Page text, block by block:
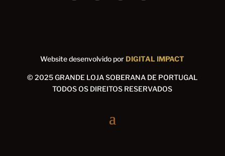
Website desenvolvido por DIGITAL IMPACT
© 2025 GRANDE LOJA SOBERANA DE PORTUGAL
TODOS OS DIREITOS RESERVADOS